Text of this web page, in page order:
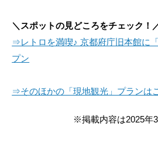
＼スポットの見どころをチェック！
⇒レトロを満喫♪ 京都府庁旧本館に
プン
⇒そのほかの「現地観光」プランは
※掲載内容は2025年